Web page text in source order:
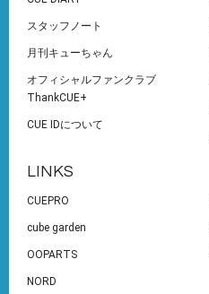
スタッフノート
月刊キューちゃん
オフィシャルファンクラブ
ThankCUE+
CUE IDについて
LINKS
CUEPRO
cube garden
OOPARTS
NORD